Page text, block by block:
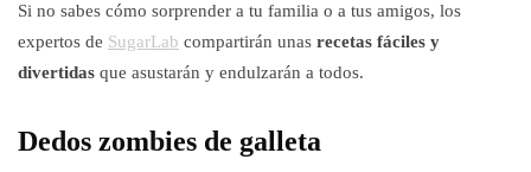
Si no sabes cómo sorprender a tu familia o a tus amigos, los
expertos de SugarLab compartirán unas recetas fáciles y
divertidas que asustarán y endulzarán a todos.
Dedos zombies de galleta